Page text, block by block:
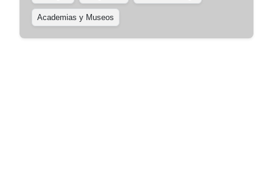
Academias y Museos